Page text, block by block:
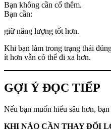
Bạn không cần cố thêm.
Bạn cần:
giữ năng lượng tốt hơn.
Khi bạn làm trong trạng thái
ít hơn vẫn có thể đi xa hơn.
GỢI Ý ĐỌC TIẾP
Nếu bạn muốn hiểu sâu hơn,
KHI NÀO CẦN THAY ĐỔI